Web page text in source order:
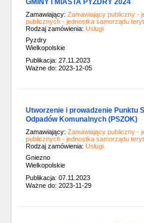
GMINY I MIASTA PYZDRY 2024
Zamawiający: Zamawiający publiczny -
publicznych - jednostka samorządu
Rodzaj zamówienia: Usługi
Pyzdry
Wielkopolskie
Publikacja: 27.11.2023
Ważne do: 2023-12-05
Utworzenie i prowadzenie Punktu
Odpadów Komunalnych (PSZOK)
Zamawiający: Zamawiający publiczny -
publicznych - jednostka samorządu
Rodzaj zamówienia: Usługi
Gniezno
Wielkopolskie
Publikacja: 07.11.2023
Ważne do: 2023-11-29